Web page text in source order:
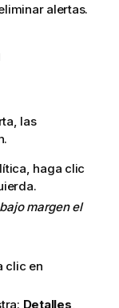
alertas.
las
, haga clic
margen el
clic en
Detalles,